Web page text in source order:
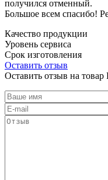
получился отменный.
Большое всем спасибо!
Качество продукции
Уровень сервиса
Срок изготовления
Оставить отзыв
Оставить отзыв на товар